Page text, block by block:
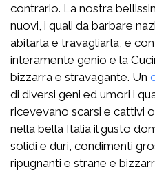
contrario. La nostra
nuovi, i quali da barbare
abitarla e travagliarla, e
interamente genio e la
bizzarra e stravagante. Un
di diversi geni ed umori i
ricevevano scarsi e cattivi
nella bella Italia il gusto
solidi e duri, condimenti
ripugnanti e strane e